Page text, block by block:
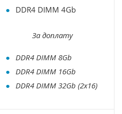
DDR4 DIMM 4Gb
За доплату
DDR4 DIMM 8Gb
DDR4 DIMM 16Gb
DDR4 DIMM 32Gb (2х16)